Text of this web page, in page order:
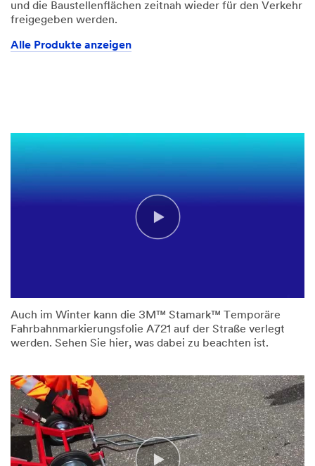
und die Baustellenflächen zeitnah wieder für den Verkehr
freigegeben werden.
Alle Produkte anzeigen
Auch im Winter kann die 3M™ Stamark™ Temporäre
Fahrbahnmarkierungsfolie A721 auf der Straße verlegt
werden. Sehen Sie hier, was dabei zu beachten ist.